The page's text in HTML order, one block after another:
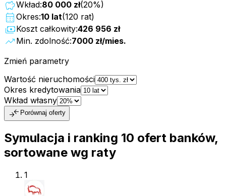
savingsWkład:80 000 zł(20%)
calendar_month Okres:10 lat(120 rat)
paymentsKoszt całkowity:426 956 zł
trending_up Min. zdolność:7000 zł/mies.
Zmień parametry
Wartość nieruchomości
Okres kredytowania
Wkład własny
compare_arrows Porównaj oferty
Symulacja i ranking 10 ofert banków,
sortowane wg raty
1